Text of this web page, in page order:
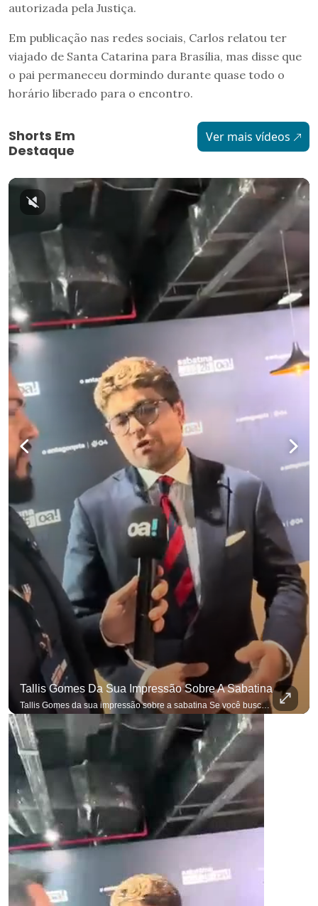
autorizada pela Justiça.
Em publicação nas redes sociais, Carlos relatou ter
viajado de Santa Catarina para Brasília, mas disse que
o pai permaneceu dormindo durante quase todo o
horário liberado para o encontro.
Shorts Em
Destaque
Ver mais vídeos
Tallis Gomes Da Sua Impressão Sobre A Sabatina
Tallis Gomes da sua impressão sobre a sabatina Se você busca informação com credibilidade, inscreva-se agora e ative o